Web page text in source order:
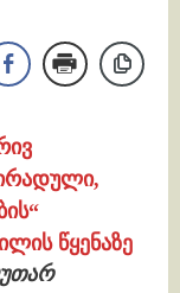
წყენაზე